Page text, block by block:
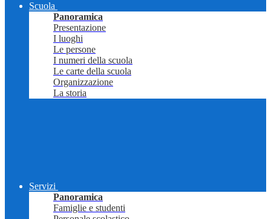
Scuola
Panoramica
Presentazione
I luoghi
Le persone
I numeri della scuola
Le carte della scuola
Organizzazione
La storia
Servizi
Panoramica
Famiglie e studenti